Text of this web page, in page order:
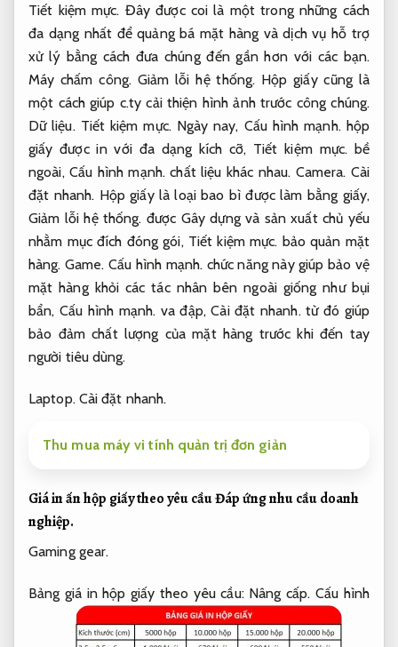
Tiết kiệm mực. Đây được coi là một trong những cách
đa dạng nhất để quảng bá mặt hàng và dịch vụ hỗ trợ
xử lý bằng cách đưa chúng đến gần hơn với các bạn.
Máy chấm công. Giảm lỗi hệ thống. Hộp giấy cũng là
một cách giúp c.ty cải thiện hình ảnh trước công chúng.
Dữ liệu. Tiết kiệm mực. Ngày nay, Cấu hình mạnh. hộp
giấy được in với đa dạng kích cỡ, Tiết kiệm mực. bề
ngoài, Cấu hình mạnh. chất liệu khác nhau. Camera. Cài
đặt nhanh. Hộp giấy là loại bao bì được làm bằng giấy,
Giảm lỗi hệ thống. được Gây dựng và sản xuất chủ yếu
nhằm mục đích đóng gói, Tiết kiệm mực. bảo quản mặt
hàng. Game. Cấu hình mạnh. chức năng này giúp bảo vệ
mặt hàng khỏi các tác nhân bên ngoài giống như bụi
bẩn, Cấu hình mạnh. va đập,Cài đặt nhanh. từ đó giúp
bảo đảm chất lượng của mặt hàng trước khi đến tay
người tiêu dùng.
Laptop. Cài đặt nhanh.
Thu mua máy vi tính quản trị đơn giản
Giá in ấn hộp giấy theo yêu cầuĐáp ứng nhu cầu doanh
nghiệp.
Gaming gear.
Bảng giá in hộp giấy theo yêu cầu: Nâng cấp. Cấu hình